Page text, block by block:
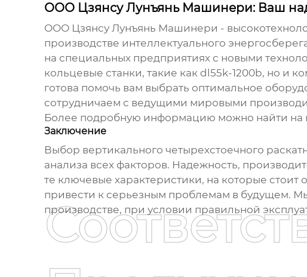
ООО Цзянсу Лунъянь Машинери: Ваш
ООО Цзянсу Лунъянь Машинери -
производстве интеллектуального
на специальных предприятиях с новыми
кольцевые станки, такие как dl55k-1200b, но и
готова помочь вам выбрать оптимальное
сотрудничаем с ведущими мировыми
Более подробную информацию можно найти на
Заключение
Выбор вертикального четырехстоечного
анализа всех факторов. Надежность,
те ключевые характеристики, на которые стоит
привести к серьезным проблемам в будущем.
производстве, при условии правильной